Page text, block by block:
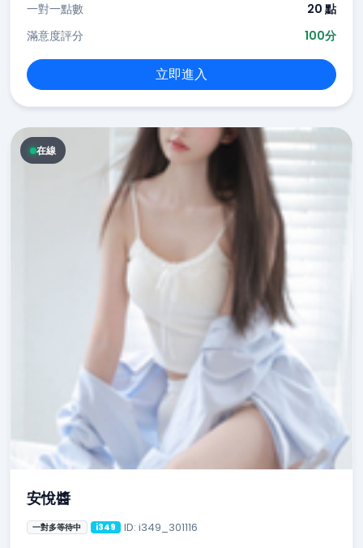
一對一點數
20 點
滿意度評分
100分
立即進入
在線
安悅醬
一對多等待中 i349 ID: i349_301116